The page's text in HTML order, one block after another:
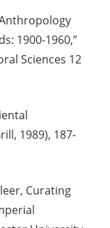
1900-1960,”
Sciences 12
1989), 187-
Curating